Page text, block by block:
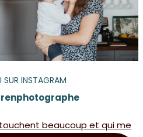
SUR INSTAGRAM
beaucoup et qui me